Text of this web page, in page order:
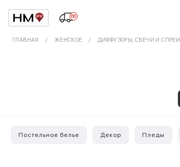
66
ГЛАВНАЯ ЖЕНСКОЕ ДИФФУЗОРЫ, СВЕЧИ И СПРЕИ
Постельное белье Декор Пледы